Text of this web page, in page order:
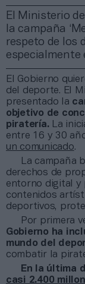
El Ministerio
la campaña
respeto de los
especialmente
El Gobierno
del deporte. El
presentado la
objetivo de
piratería. La
entre 16 y 30
un comunicado.
La campaña
derechos de
entorno digital y
contenidos
deportivos,
Por primera
Gobierno ha
mundo del
combatir la
En la última
casi 2.400